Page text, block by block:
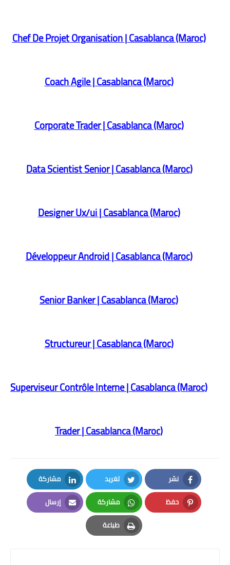
Chef De Projet Organisation | Casablanca (Maroc)
Coach Agile | Casablanca (Maroc)
Corporate Trader | Casablanca (Maroc)
Data Scientist Senior | Casablanca (Maroc)
Designer Ux/ui | Casablanca (Maroc)
Développeur Android | Casablanca (Maroc)
Senior Banker | Casablanca (Maroc)
Structureur | Casablanca (Maroc)
Superviseur Contrôle Interne | Casablanca (Maroc)
Trader | Casablanca (Maroc)
نشر
Facebook
تغريد
Twitter
مشاركة
LinkedIn
حفظ
Pinterest
مشاركة
Whatsapp
إرسال
Email
طباعة
Print